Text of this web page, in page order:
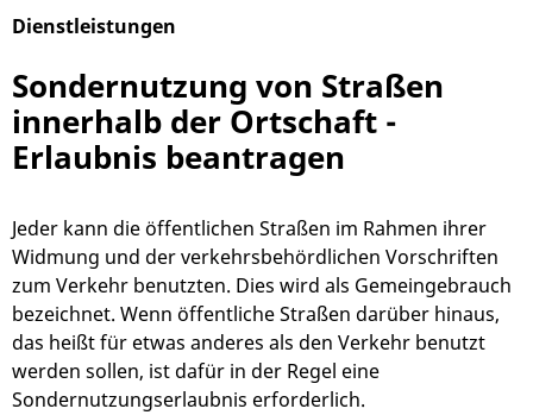
Dienstleistungen
Sondernutzung von Straßen
innerhalb der Ortschaft -
Erlaubnis beantragen
Jeder kann die öffentlichen Straßen im Rahmen ihrer
Widmung und der verkehrsbehördlichen Vorschriften
zum Verkehr benutzten. Dies wird als Gemeingebrauch
bezeichnet. Wenn öffentliche Straßen darüber hinaus,
das heißt für etwas anderes als den Verkehr benutzt
werden sollen, ist dafür in der Regel eine
Sondernutzungserlaubnis erforderlich.